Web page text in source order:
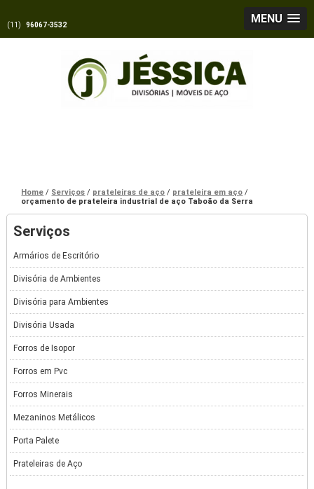
MENU
(11) 96067-3532
Home Serviços prateleiras de aço
prateleira em aço
orçamento de prateleira industrial de aço Taboão da Serra
Serviços
Armários de Escritório
Divisória de Ambientes
Divisória para Ambientes
Divisória Usada
Forros de Isopor
Forros em Pvc
Forros Minerais
Mezaninos Metálicos
Porta Palete
Prateleiras de Aço